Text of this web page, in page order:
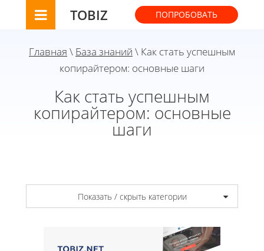
TOBIZ ПОПРОБОВАТЬ
Главная \ База знаний \ Как стать успешным
копирайтером: основные шаги
Как стать успешным
копирайтером: основные
шаги
Показать / скрыть категории